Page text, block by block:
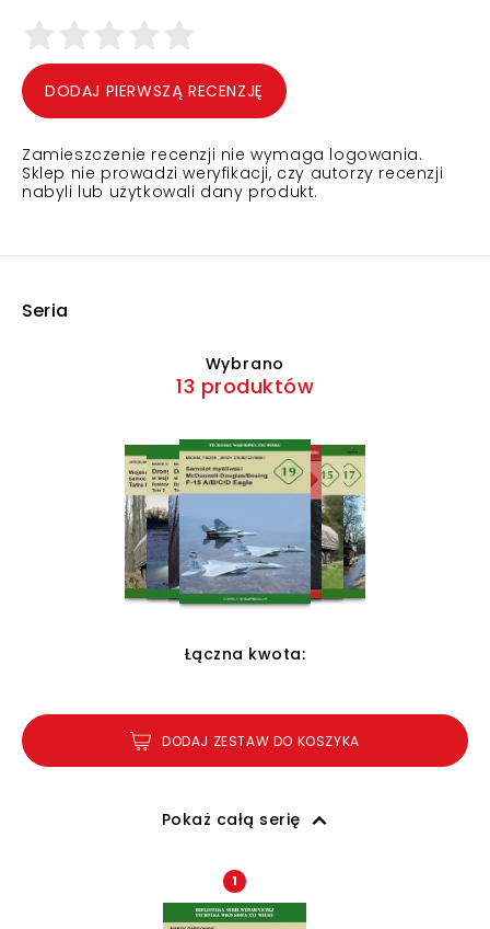
DODAJ PIERWSZĄ RECENZJĘ
Zamieszczenie recenzji nie wymaga logowania.
Sklep nie prowadzi weryfikacji, czy autorzy recenzji
nabyli lub użytkowali dany produkt.
Seria
Wybrano
13 produktów
Łączna kwota:
DODAJ ZESTAW DO KOSZYKA
Pokaż całą serię
1